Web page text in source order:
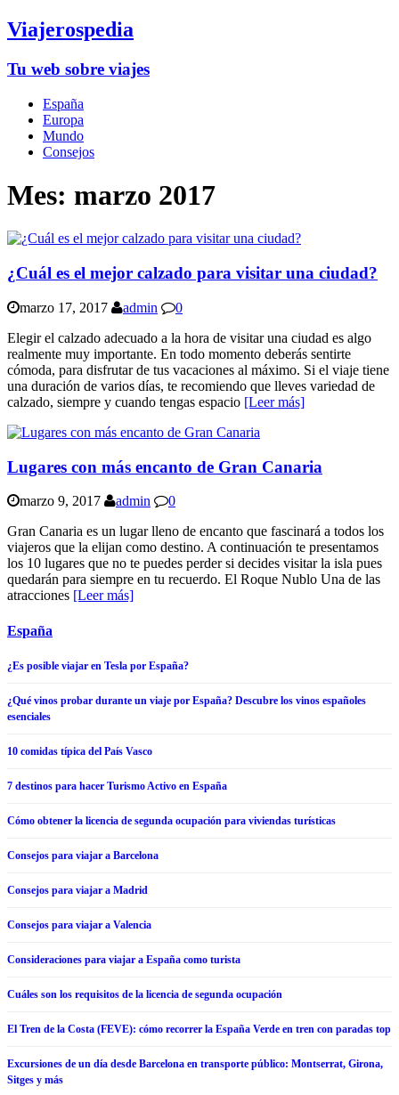
Viajerospedia
Tu web sobre viajes
España
Europa
Mundo
Consejos
Mes: marzo 2017
¿Cuál es el mejor calzado para visitar una ciudad?
marzo 17, 2017 admin
0
Elegir el calzado adecuado a la hora de visitar una ciudad es algo
realmente muy importante. En todo momento deberás sentirte
cómoda, para disfrutar de tus vacaciones al máximo. Si el viaje tiene
una duración de varios días, te recomiendo que lleves variedad de
calzado, siempre y cuando tengas espacio [Leer más]
Lugares con más encanto de Gran Canaria
marzo 9, 2017 admin
0
Gran Canaria es un lugar lleno de encanto que fascinará a todos los
viajeros que la elijan como destino. A continuación te presentamos
los 10 lugares que no te puedes perder si decides visitar la isla pues
quedarán para siempre en tu recuerdo. El Roque Nublo Una de las
atracciones [Leer más]
España
¿Es posible viajar en Tesla por España?
¿Qué vinos probar durante un viaje por España? Descubre los vinos españoles
esenciales
10 comidas típica del País Vasco
7 destinos para hacer Turismo Activo en España
Cómo obtener la licencia de segunda ocupación para viviendas turísticas
Consejos para viajar a Barcelona
Consejos para viajar a Madrid
Consejos para viajar a Valencia
Consideraciones para viajar a España como turista
Cuáles son los requisitos de la licencia de segunda ocupación
El Tren de la Costa (FEVE): cómo recorrer la España Verde en tren con paradas top
Excursiones de un día desde Barcelona en transporte público: Montserrat, Girona,
Sitges y más